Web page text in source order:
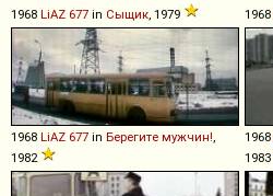
1968 LiAZ 677 in Сыщик, 1979 1968
1968 LiAZ 677 in Берегите мужчин!,
1982
1968
1983